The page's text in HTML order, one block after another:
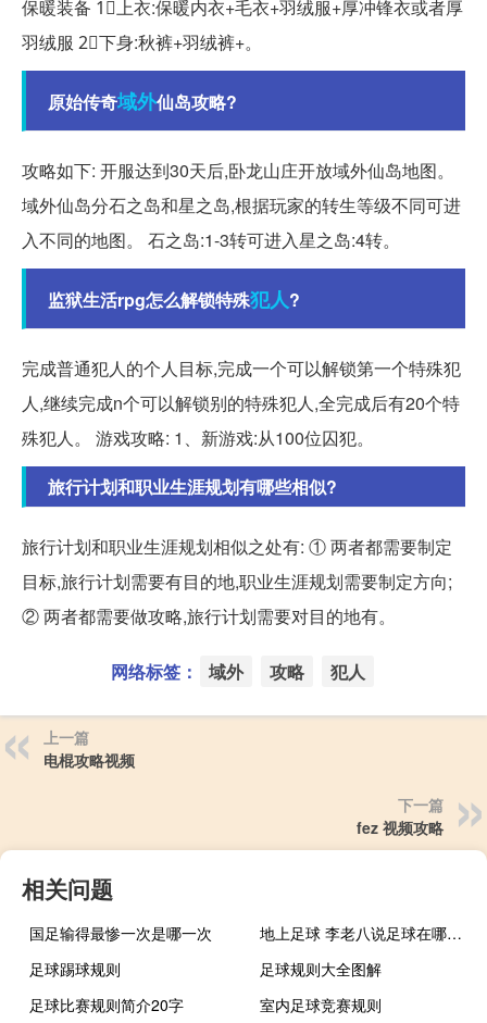
保暖装备 1⃣️上衣:保暖内衣+毛衣+羽绒服+厚冲锋衣或者厚
羽绒服 2⃣️下身:秋裤+羽绒裤+。
原始传奇域外仙岛攻略?
攻略如下: 开服达到30天后,卧龙山庄开放域外仙岛地图。
域外仙岛分石之岛和星之岛,根据玩家的转生等级不同可进
入不同的地图。 石之岛:1-3转可进入星之岛:4转。
监狱生活rpg怎么解锁特殊犯人?
完成普通犯人的个人目标,完成一个可以解锁第一个特殊犯
人,继续完成n个可以解锁别的特殊犯人,全完成后有20个特
殊犯人。 游戏攻略: 1、新游戏:从100位囚犯。
旅行计划和职业生涯规划有哪些相似?
旅行计划和职业生涯规划相似之处有: ① 两者都需要制定
目标,旅行计划需要有目的地,职业生涯规划需要制定方向;
② 两者都需要做攻略,旅行计划需要对目的地有。
网络标签： 域外 攻略 犯人
上一篇
电棍攻略视频
下一篇
fez 视频攻略
相关问题
国足输得最惨一次是哪一次
地上足球 李老八说足球在哪看什么梗
足球踢球规则
足球规则大全图解
足球比赛规则简介20字
室内足球竞赛规则